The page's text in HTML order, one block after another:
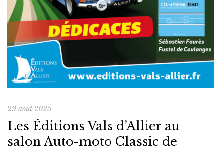
29 août 2025
Les Éditions Vals d’Allier au
salon Auto-moto Classic de